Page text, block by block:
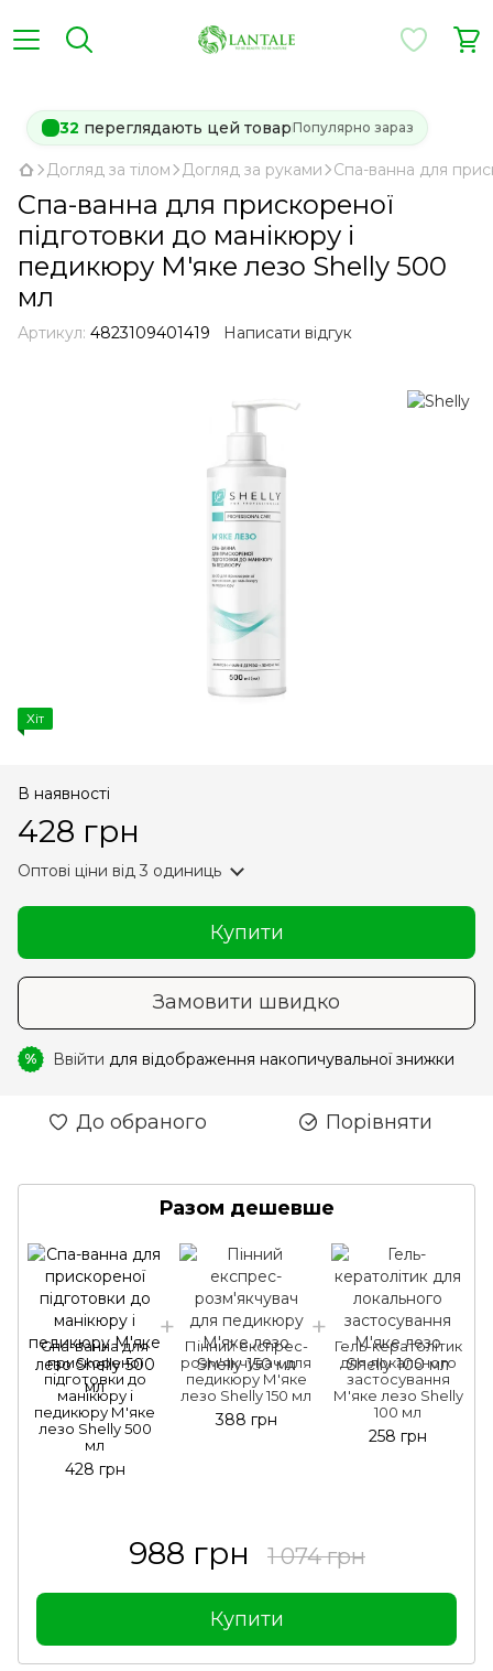
32 переглядають цей товарПопулярно зараз
Догляд за тілом Догляд за руками Спа-ванна для
Спа-ванна для прискореної
підготовки до манікюру і
педикюру М'яке лезо Shelly 500
мл
Артикул: 4823109401419 Написати відгук
Хіт
В наявності
428 грн
Оптові ціни від 3 одиниць
Купити
Замовити швидко
% Ввійти для відображення накопичувальної знижки
До обраного Порівняти
Разом дешевше
Спа-ванна для
прискореної
підготовки до
манікюру і
педикюру М'яке
лезо Shelly 500
мл
428 грн
Пінний експрес-
розм'якчувач для
педикюру М'яке
лезо Shelly 150 мл
388 грн
Гель-кератолітик
для локального
застосування
М'яке лезо Shelly
100 мл
258 грн
988 грн 1 074 грн
Купити